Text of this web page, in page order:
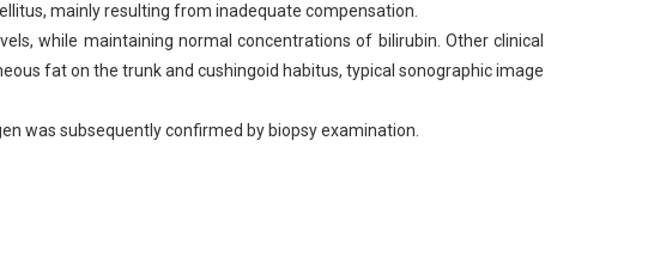
mainly resulting from inadequate compensation.
while maintaining normal concentrations of bilirubin. Other clinical
fat on the trunk and cushingoid habitus, typical sonographic image
was subsequently confirmed by biopsy examination.